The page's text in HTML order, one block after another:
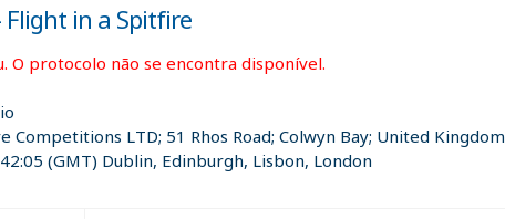
Flight in a Spitfire
O protocolo não se encontra disponível.
Competitions LTD; 51 Rhos Road; Colwyn Bay; United Kingdom
(GMT) Dublin, Edinburgh, Lisbon, London